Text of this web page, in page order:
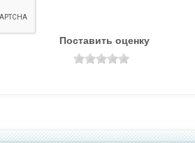
Поставить оценку